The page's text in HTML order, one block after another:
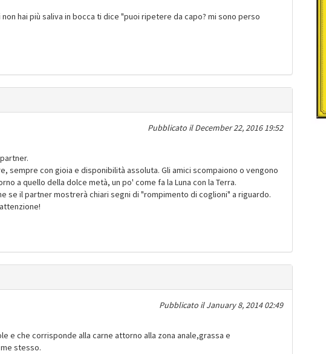
hai più saliva in bocca ti dice "puoi ripetere da capo? mi sono perso
Pubblicato ilDecember 22, 2016 19:52
sempre con gioia e disponibilità assoluta. Gli amici scompaiono o vengono
a quello della dolce metà, un po' come fa la Luna con la Terra.
se il partner mostrerà chiari segni di "rompimento di coglioni" a riguardo.
Pubblicato ilJanuary 8, 2014 02:49
e che corrisponde alla carne attorno alla zona anale,grassa e
stesso.